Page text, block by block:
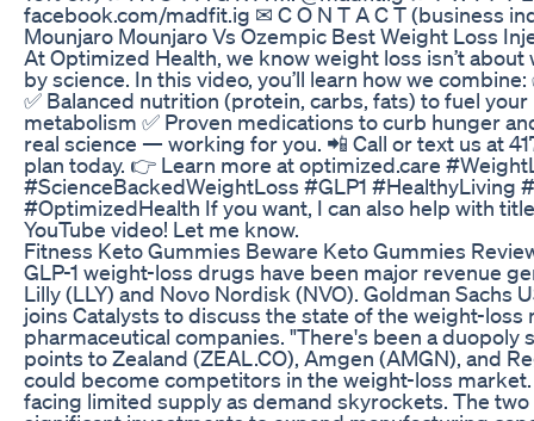
facebook.com/madfit.ig ✉ C O N T A C T (business
Mounjaro Mounjaro Vs Ozempic Best Weight Loss
At Optimized Health, we know weight loss isn’t
by science. In this video, you’ll learn how we
✅ Balanced nutrition (protein, carbs, fats) to fuel
metabolism ✅ Proven medications to curb hunger
real science — working for you. 📲 Call or text us at
plan today. 👉 Learn more at optimized.care
#ScienceBackedWeightLoss #GLP1 #HealthyLiving
#OptimizedHealth If you want, I can also help with
YouTube video! Let me know.
Fitness Keto Gummies Beware Keto Gummies
GLP-1 weight-loss drugs have been major revenue
Lilly (LLY) and Novo Nordisk (NVO). Goldman Sachs
joins Catalysts to discuss the state of the weight-
pharmaceutical companies. "There's been a duopoly
points to Zealand (ZEAL.CO), Amgen (AMGN), and
could become competitors in the weight-loss
facing limited supply as demand skyrockets. The